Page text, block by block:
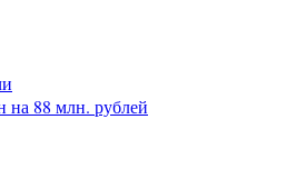
на 88 млн. рублей